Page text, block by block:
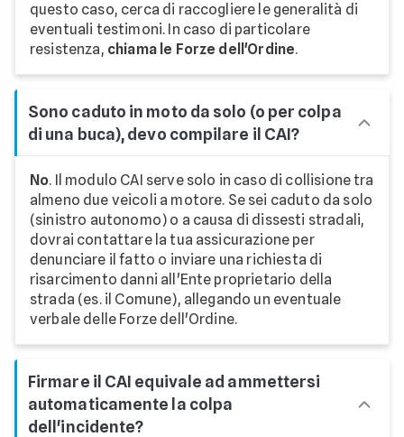
questo caso, cerca di raccogliere le generalità di
eventuali testimoni. In caso di particolare
resistenza, chiama le Forze dell'Ordine.
Sono caduto in moto da solo (o per colpa
di una buca), devo compilare il CAI?
No. Il modulo CAI serve solo in caso di collisione tra
almeno due veicoli a motore. Se sei caduto da solo
(sinistro autonomo) o a causa di dissesti stradali,
dovrai contattare la tua assicurazione per
denunciare il fatto o inviare una richiesta di
risarcimento danni all'Ente proprietario della
strada (es. il Comune), allegando un eventuale
verbale delle Forze dell'Ordine.
Firmare il CAI equivale ad ammettersi
automaticamente la colpa
dell'incidente?